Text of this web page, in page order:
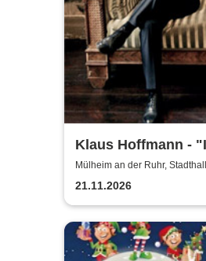
Klaus Hoffmann -
Tour 2026
Mülheim an der Ruhr,
21.11.2026